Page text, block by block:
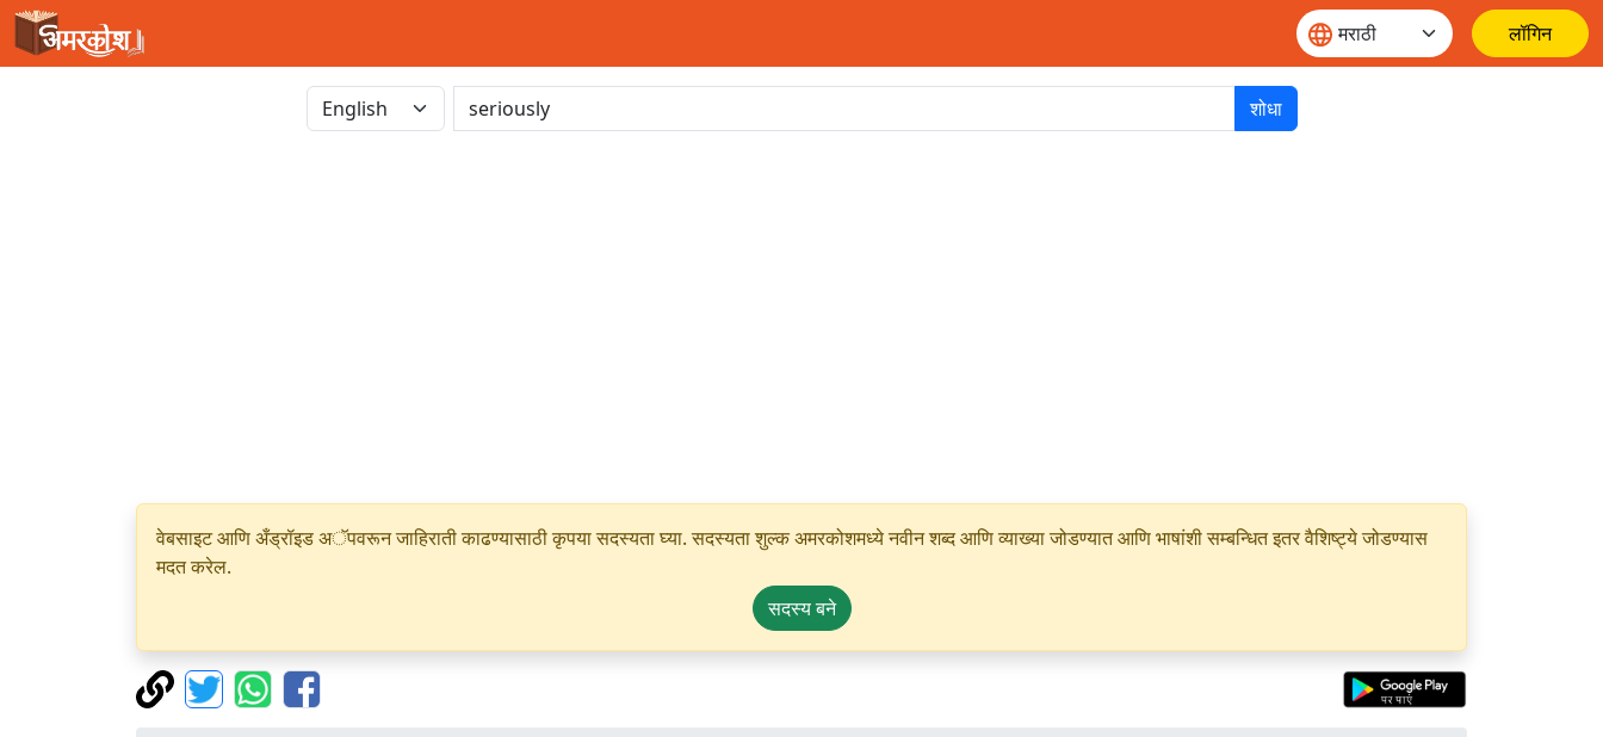
लॉगिन
शोधा
वेबसाइट आणि अँड्रॉइड अॅपवरून जाहिराती काढण्यासाठी कृपया सदस्यता घ्या. सदस्यता शुल्क अमरकोशमध्ये नवीन शब्द आणि व्याख्या जोडण्यात आणि भाषांशी सम्बन्धित इतर वैशिष्ट्ये जोडण्यास
मदत करेल.
सदस्य बने